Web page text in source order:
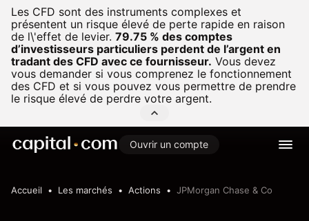
Les CFD sont des instruments complexes et
présentent un risque élevé de perte rapide en raison
de l\'effet de levier. 79.75 % des comptes
d’investisseurs particuliers perdent de l’argent en
tradant des CFD avec ce fournisseur. Vous devez
vous demander si vous comprenez le fonctionnement
des CFD et si vous pouvez vous permettre de prendre
le risque élevé de perdre votre argent.
Ouvrir un compte
Accueil Les marchés Actions JPMorgan Chase & Co